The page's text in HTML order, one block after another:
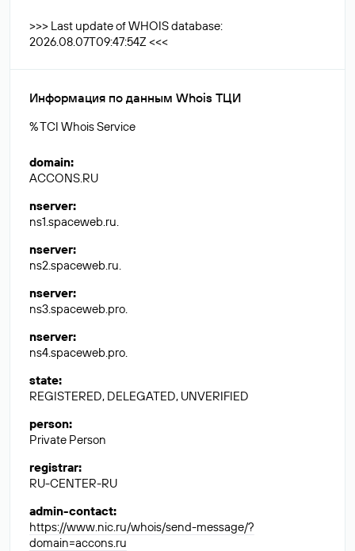
>>> Last update of WHOIS database:
2026.08.07T09:47:54Z <<<
Информация по данным Whois ТЦИ
% TCI Whois Service
domain:
ACCONS.RU
nserver:
ns1.spaceweb.ru.
nserver:
ns2.spaceweb.ru.
nserver:
ns3.spaceweb.pro.
nserver:
ns4.spaceweb.pro.
state:
REGISTERED, DELEGATED, UNVERIFIED
person:
Private Person
registrar:
RU-CENTER-RU
admin-contact:
https://www.nic.ru/whois/send-message/?
domain=accons.ru